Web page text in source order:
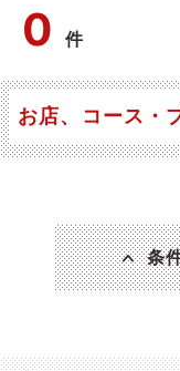
0件
お店、コース・
条